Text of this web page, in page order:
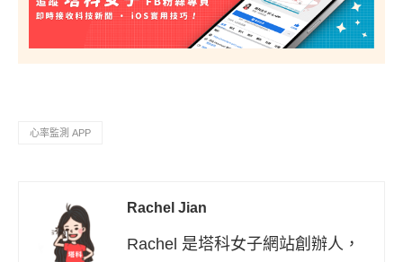
心率監測 APP
Rachel Jian
Rachel 是塔科女子網站創辦人，